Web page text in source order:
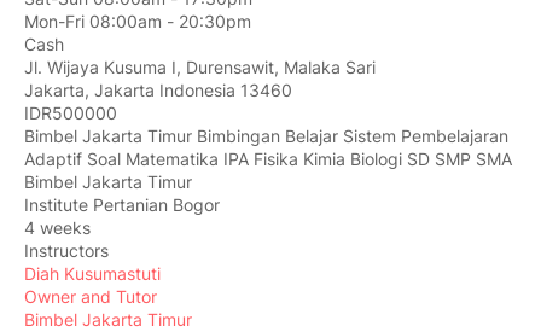
Mon-Fri 08:00am - 20:30pm
Cash
Jl. Wijaya Kusuma I, Durensawit, Malaka Sari
Jakarta, Jakarta Indonesia 13460
IDR500000
Bimbel Jakarta Timur Bimbingan Belajar Sistem Pembelajaran
Adaptif Soal Matematika IPA Fisika Kimia Biologi SD SMP SMA
Bimbel Jakarta Timur
Institute Pertanian Bogor
4 weeks
Instructors
Diah Kusumastuti
Owner and Tutor
Bimbel Jakarta Timur